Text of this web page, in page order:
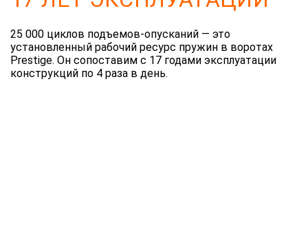
25 000 циклов подъемов-опусканий — это
установленный рабочий ресурс пружин в воротах
Prestige. Он сопоставим с 17 годами эксплуатации
конструкций по 4 раза в день.